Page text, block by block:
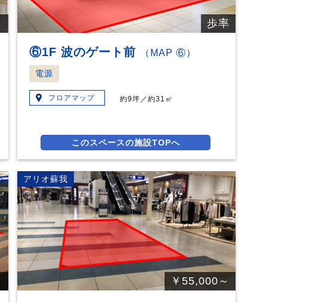
歩率
⑥1F 波のゲート前 （MAP ⑥）
電源
フロアマップ 約9坪／約31㎡
このスペースの施設TOPへ
アリオ蘇我
￥55,000～